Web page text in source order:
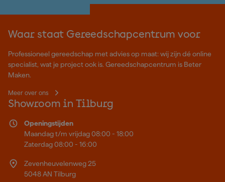
Waar staat Gereedschapcentrum voor
Professioneel gereedschap met advies op maat: wij zijn dé online
specialist, wat je project ook is. Gereedschapcentrum is Beter
Maken.
Meer over ons
Showroom in Tilburg
Openingstijden
Maandag t/m vrijdag 08:00 - 18:00
Zaterdag 08:00 - 16:00
Zevenheuvelenweg 25
5048 AN Tilburg